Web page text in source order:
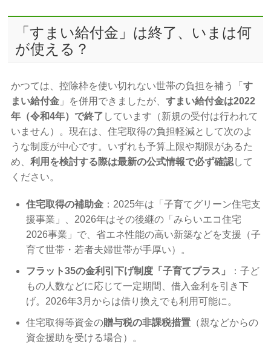
「すまい給付金」は終了、いまは何
が使える？
かつては、控除枠を使い切れない世帯の負担を補う「す
まい給付金 」を併用できましたが、すまい給付金は2022
年（令和4年）で終了 しています（新規の受付は行われて
いません）。現在は、住宅取得の負担軽減として次のよ
うな制度が中心です。いずれも予算上限や期限があるた
め、利用を検討する際は最新の公式情報で必ず確認して
ください。
住宅取得の補助金 ：2025年は「子育てグリーン住宅支
援事業」、2026年はその後継の「みらいエコ住宅
2026事業」で、省エネ性能の高い新築などを支援（子
育て世帯・若者夫婦世帯が手厚い）。
フラット35の金利引下げ制度「子育てプラス」
：子ど
もの人数などに応じて一定期間、借入金利を引き下
げ。2026年3月からは借り換えでも利用可能に。
住宅取得等資金の贈与税の非課税措置 （親などからの
資金援助を受ける場合）。